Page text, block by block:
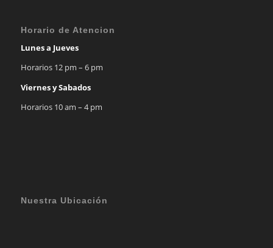
Horario de Atencion
Lunes a Jueves
Horarios 12 pm – 6 pm
Viernes y Sabados
Horarios 10 am – 4 pm
Nuestra Ubicación